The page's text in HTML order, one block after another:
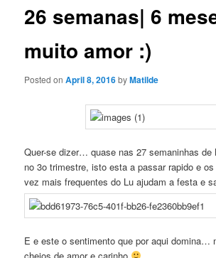
26 semanas| 6
muito amor :)
Posted onApril 8, 2016byMatilde
Quer-se dizer… quase nas 27 semaninhas de
no 3o trimestre, isto esta a passar rapido e
vez mais frequentes do Lu ajudam a festa e
E e este o sentimento que por aqui domina…